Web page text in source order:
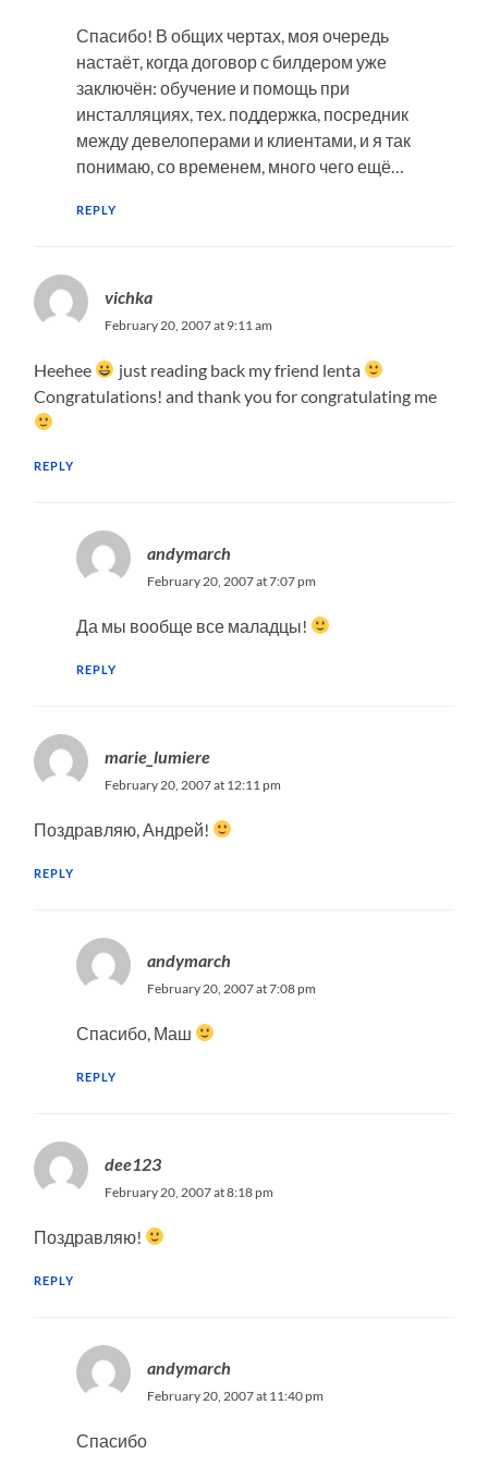
Спасибо! В общих чертах, моя очередь
настаёт, когда договор с билдером уже
заключён: обучение и помощь при
инсталляциях, тех. поддержка, посредник
между девелоперами и клиентами, и я так
понимаю, со временем, много чего ещё…
REPLY
vichka
February 20, 2007 at 9:11 am
Heehee
just reading back my friend lenta
Congratulations! and thank you for congratulating me
REPLY
andymarch
February 20, 2007 at 7:07 pm
Да мы вообще все маладцы!
REPLY
marie_lumiere
February 20, 2007 at 12:11 pm
Поздравляю, Андрей!
REPLY
andymarch
February 20, 2007 at 7:08 pm
Спасибо, Маш
REPLY
dee123
February 20, 2007 at 8:18 pm
Поздравляю!
REPLY
andymarch
February 20, 2007 at 11:40 pm
Спасибо